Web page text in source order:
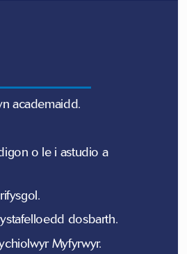
academaidd.
o le i astudio a
dosbarth.
Myfyrwyr.